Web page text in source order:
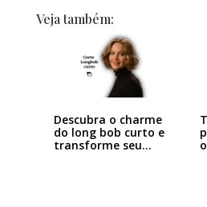
Veja também:
Descubra o charme
do long bob curto e
transforme seu…